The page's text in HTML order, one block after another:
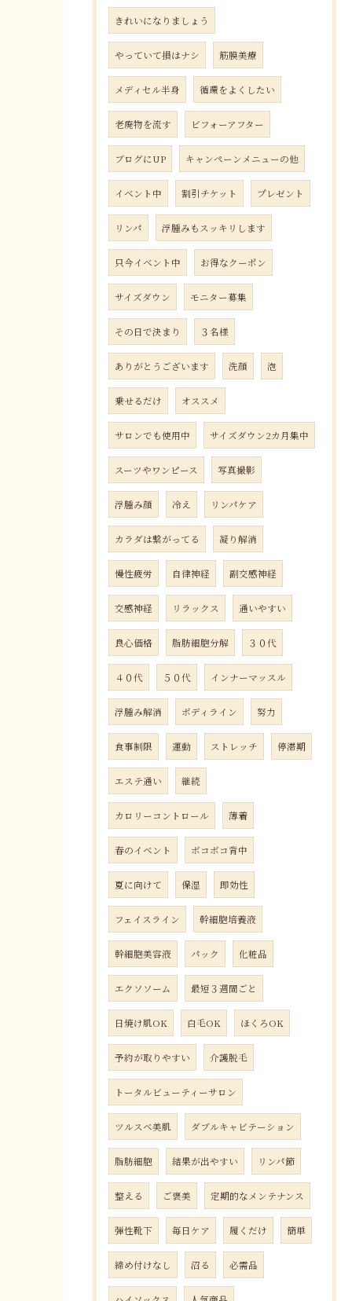
きれいになりましょう
やっていて損はナシ 筋膜美療
メディセル半身 循環をよくしたい
老廃物を流す ビフォーアフター
ブログにUP キャンペーンメニューの他
イベント中 割引チケット プレゼント
リンパ 浮腫みもスッキリします
只今イベント中 お得なクーポン
サイズダウン モニター募集
その日で決まり ３名様
ありがとうございます 洗顔 泡
乗せるだけ オススメ
サロンでも使用中 サイズダウン2カ月集中
スーツやワンピース 写真撮影
浮腫み顔 冷え リンパケア
カラダは繋がってる 凝り解消
慢性疲労 自律神経 副交感神経
交感神経 リラックス 通いやすい
良心価格 脂肪細胞分解 ３０代
４０代 ５０代 インナーマッスル
浮腫み解消 ボディライン 努力
食事制限 運動 ストレッチ 停滞期
エステ通い 継続
カロリーコントロール 薄着
春のイベント ボコボコ背中
夏に向けて 保湿 即効性
フェイスライン 幹細胞培養液
幹細胞美容液 パック 化粧品
エクソソーム 最短３週間ごと
日焼け肌OK 白毛OK ほくろOK
予約が取りやすい 介護脱毛
トータルビューティーサロン
ツルスベ美肌 ダブルキャビテーション
脂肪細胞 結果が出やすい リンパ節
整える ご褒美 定期的なメンテナンス
弾性靴下 毎日ケア 履くだけ 簡単
締め付けなし 沼る 必需品